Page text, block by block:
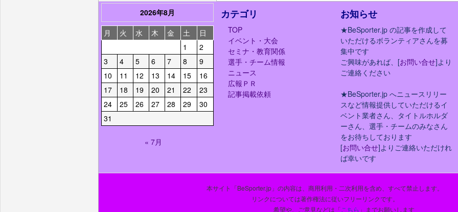
2026年8月
月
火 水 木 金 土
日
1
2
3
4 5 6 7 8
9
10
11 12 13 14 15
16
17
18 19 20 21 22
23
24
25 26 27 28 29
30
31
« 7月
カテゴリ
TOP
イベント・大会
セミナ・教育関係
選手・チーム情報
ニュース
広報ＰＲ
記事掲載依頼
お知らせ
★BeSporter.jp の記事を作成して
いただけるボランティアさんを募
集中です
ご興味があれば、[お問い合せ]より
ご連絡ください
★BeSporter.jp へニュースリリー
スなど情報提供していただけるイ
ベント業者さん、タイトルホルダ
ーさん、選手・チームのみなさん
をお待ちしております
[お問い合せ]よりご連絡いただけれ
ば幸いです
本サイト「BeSporter.jp」の内容は、商用利用・二次利用を含め、すべて禁止します。
リンクについては著作権法に従いフリーリンクです。
希望や、ご意見などは「 こちら 」までお願いします